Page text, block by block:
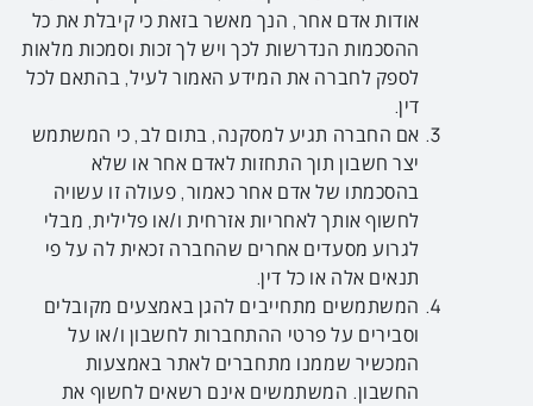
אודות אדם אחר, הנך מאשר בזאת כי קיבלת את כל
ההסכמות הנדרשות לכך ויש לך זכות וסמכות מלאות
לספק לחברה את המידע האמור לעיל, בהתאם לכל
דין.
אם החברה תגיע למסקנה, בתום לב, כי המשתמש
יצר חשבון תוך התחזות לאדם אחר או שלא
בהסכמתו של אדם אחר כאמור, פעולה זו עשויה
לחשוף אותך לאחריות אזרחית ו/או פלילית, מבלי
לגרוע מסעדים אחרים שהחברה זכאית לה על פי
תנאים אלה או כל דין.
המשתמשים מתחייבים להגן באמצעים מקובלים
וסבירים על פרטי ההתחברות לחשבון ו/או על
המכשיר שממנו מתחברים לאתר באמצעות
החשבון. המשתמשים אינם רשאים לחשוף את